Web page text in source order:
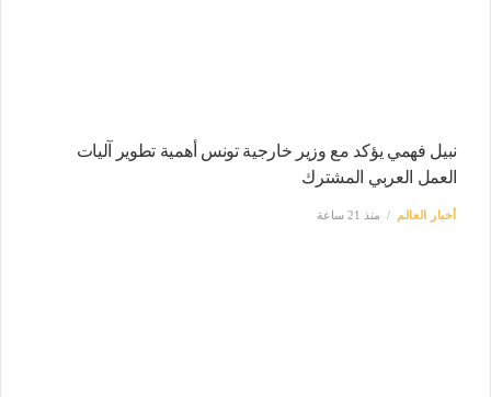
نبيل فهمي يؤكد مع وزير خارجية تونس أهمية تطوير آليات
العمل العربي المشترك
أخبار العالم منذ 21 ساعة